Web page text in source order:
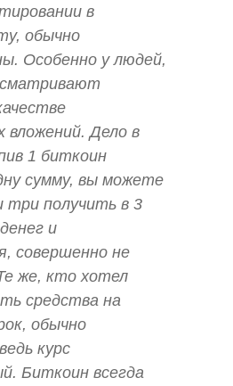
в
обычно
Особенно у людей,
вложений. Дело в
1 биткоин
сумму, вы можете
три получить в 3
и
совершенно не
же, кто хотел
средства на
обычно
курс
Биткоин всегда